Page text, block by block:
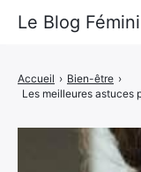
Accueil › Bien-être ›
Les meilleures astuces
Le Blog
Alimentation